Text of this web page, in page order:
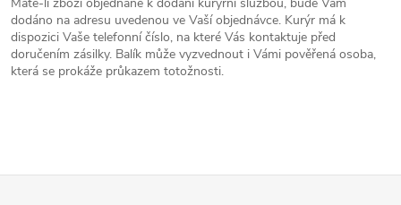
dodáno na adresu uvedenou ve Vaší objednávce. Kurýr má k
dispozici Vaše telefonní číslo, na které Vás kontaktuje před
doručením zásilky. Balík může vyzvednout i Vámi pověřená osoba,
která se prokáže průkazem totožnosti.